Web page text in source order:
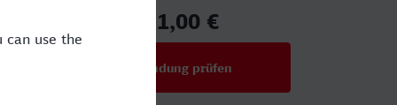
51,00 €
Verbindung prüfen